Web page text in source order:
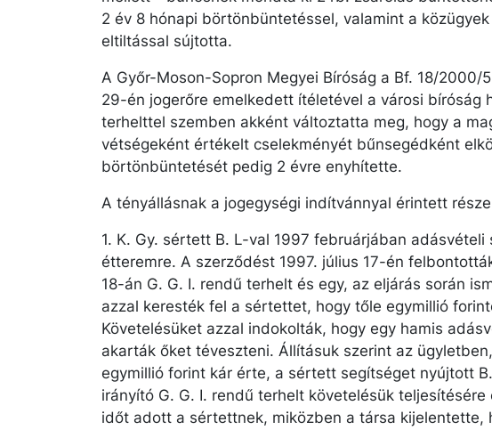
2 év 8 hónapi börtönbüntetéssel, valamint a
eltiltással sújtotta.
A Győr-Moson-Sopron Megyei Bíróság a Bf. 18/2000/
29-én jogerőre emelkedett ítéletével a városi bíróság
terhelttel szemben akként változtatta meg, hogy a
vétségeként értékelt cselekményét bűnsegédként
börtönbüntetését pedig 2 évre enyhítette.
A tényállásnak a jogegységi indítvánnyal érintett
1. K. Gy. sértett B. L-val 1997 februárjában
étteremre. A szerződést 1997. július 17-én
18-án G. G. I. rendű terhelt és egy, az eljárás során
azzal keresték fel a sértettet, hogy tőle egymillió
Követelésüket azzal indokolták, hogy egy hamis
akarták őket téveszteni. Állításuk szerint az
egymillió forint kár érte, a sértett segítséget nyújtott
irányító G. G. I. rendű terhelt követelésük
időt adott a sértettnek, miközben a társa kijelentette,